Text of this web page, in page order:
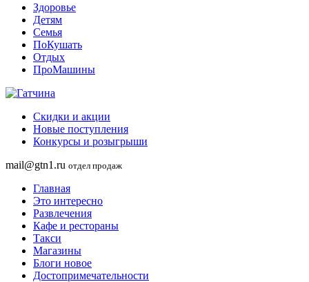
Здоровье
Детям
Семья
ПоКушать
Отдых
ПроМашины
Скидки и акции
Новые поступления
Конкурсы и розыгрыши
mail@gtn1.ru отдел продаж
Главная
Это интересно
Развлечения
Кафе и рестораны
Такси
Магазины
Блоги новое
Достопримечательности